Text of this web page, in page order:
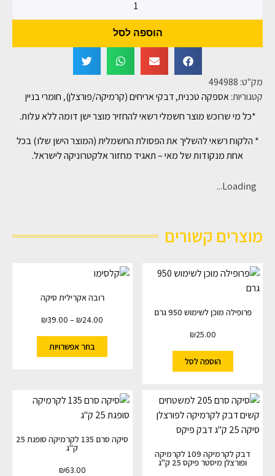
הוספה לסל
מק"ט: 494988
קטגוריות:אספקה טכנית,דבקי אריחים (קרמיקה/פורצלן), חומרי בניין
*כל מי שרוכש מוצר חשמלי רשאי להחזיר מוצר ישן דומה ללא עלות.
* הלקוח רשאי להשליך את הפסולת החשמלית (המוצר הישן שלו) בכל
אחת מנקודות של מאי – תאגיד מחזור אלקטרוניקה לישראל.
Loading...
מוצרים קשורים
פרופילה מוכן לשימוש 950 גרם
₪25.00
הוספה לסל
רובה אקרילית סיקה
₪24.00
–
₪39.00
בחר אפשרויות
דבק לקרמיקה 109 לקרמיקה
ופורצלן מיסטר פיקס 25 ק"ג
סיקה סרם 135 לקרמיקה סופגת 25
ק"ג
₪63.00